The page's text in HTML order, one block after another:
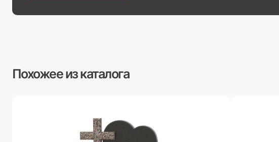
Похожее из каталога